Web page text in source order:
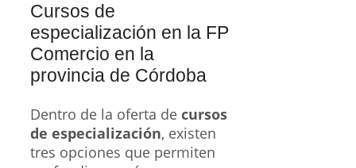
Cursos de
especialización en la FP
Comercio en la
provincia de Córdoba
Dentro de la oferta de cursos
de especialización, existen
tres opciones que permiten